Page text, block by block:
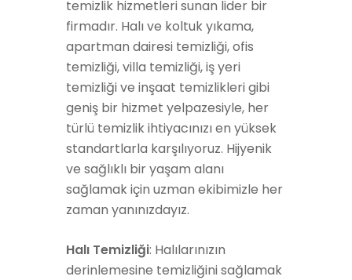
temizlik hizmetleri sunan lider bir
firmadır. Halı ve koltuk yıkama,
apartman dairesi temizliği, ofis
temizliği, villa temizliği, iş yeri
temizliği ve inşaat temizlikleri gibi
geniş bir hizmet yelpazesiyle, her
türlü temizlik ihtiyacınızı en yüksek
standartlarla karşılıyoruz. Hijyenik
ve sağlıklı bir yaşam alanı
sağlamak için uzman ekibimizle her
zaman yanınızdayız.
Halı Temizliği: Halılarınızın
derinlemesine temizliğini sağlamak